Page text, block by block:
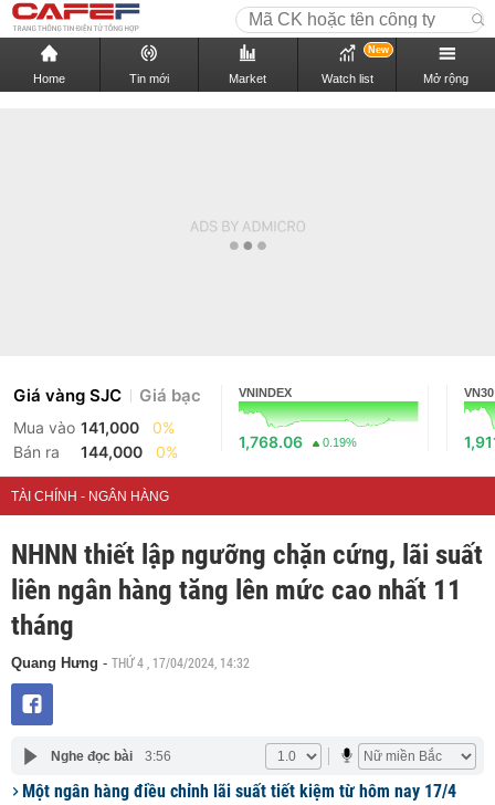
Home Tin mới Market Watch list
New
Mở rộng
Giá vàng SJC Giá bạc
Mua vào 141,000
0%
Bán ra
144,000 0%
VNINDEX
1,768.06 0.19%
VN30
TÀI CHÍNH - NGÂN HÀNG
NHNN thiết lập ngưỡng chặn cứng, lãi suất
liên ngân hàng tăng lên mức cao nhất 11
tháng
Quang Hưng - THỨ 4 , 17/04/2024, 14:32
Nghe đọc bài 3:56
Một ngân hàng điều chỉnh lãi suất tiết kiệm từ hôm nay 17/4